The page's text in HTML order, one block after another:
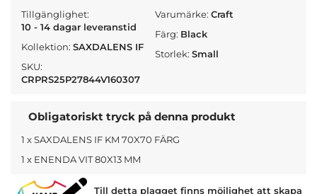
Tillgänglighet:
10 - 14 dagar leveranstid
Kollektion: SAXDALENS IF
SKU:
CRPRS25P27844V160307
Varumärke:Craft
Färg: Black
Storlek:Small
Obligatoriskt tryck på denna produkt
1 x SAXDALENS IF KM 70X70 FÄRG
1 x ENENDA VIT 80X13 MM
Till detta plagget finns möjlighet att skapa